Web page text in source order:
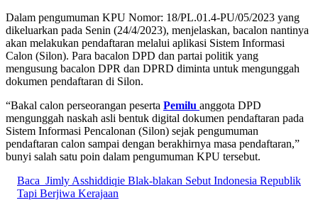
Dalam pengumuman KPU Nomor: 18/PL.01.4-PU/05/2023 yang
dikeluarkan pada Senin (24/4/2023), menjelaskan, bacalon nantinya
akan melakukan pendaftaran melalui aplikasi Sistem Informasi
Calon (Silon). Para bacalon DPD dan partai politik yang
mengusung bacalon DPR dan DPRD diminta untuk mengunggah
dokumen pendaftaran di Silon.
“Bakal calon perseorangan peserta Pemilu anggota DPD
mengunggah naskah asli bentuk digital dokumen pendaftaran pada
Sistem Informasi Pencalonan (Silon) sejak pengumuman
pendaftaran calon sampai dengan berakhirnya masa pendaftaran,”
bunyi salah satu poin dalam pengumuman KPU tersebut.
Baca Jimly Asshiddiqie Blak-blakan Sebut Indonesia Republik
Tapi Berjiwa Kerajaan